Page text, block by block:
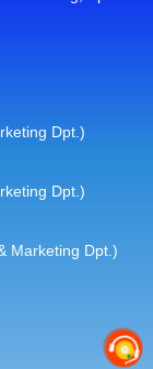
Dpt.)
Dpt.)
Marketing Dpt.)